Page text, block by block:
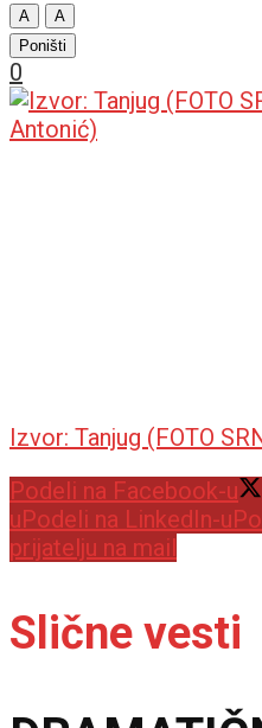
A
A
Poništi
0
Izvor: Tanjug (FOTO
Podeli na Facebook-u
uPodeli na LinkedIn-u
prijatelju na mail
Slične vesti